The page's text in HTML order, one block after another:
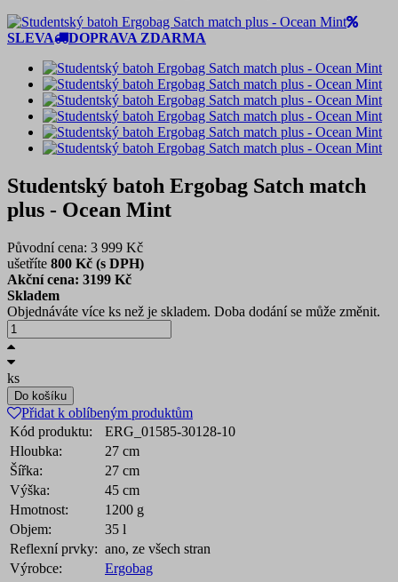
SLEVA DOPRAVA ZDARMA
Studentský batoh Ergobag Satch match
plus - Ocean Mint
Původní cena: 3 999 Kč
ušetříte 800 Kč (s DPH)
Akční cena: 3199 Kč
Skladem
Objednáváte více ks než je skladem. Doba dodání se může změnit.
ks
Do košíku
Přidat k oblíbeným produktům
Kód produktu:
ERG_01585-30128-10
Hloubka:
27 cm
Šířka:
27 cm
Výška:
45 cm
Hmotnost:
1200 g
Objem:
35 l
Reflexní prvky: ano, ze všech stran
Výrobce:
Ergobag